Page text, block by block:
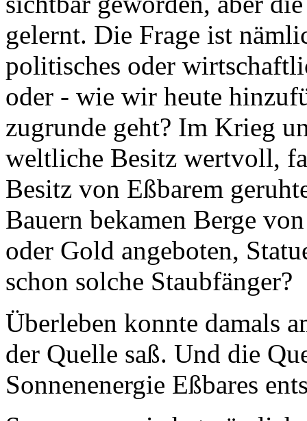
gelernt. Die Frage ist
politisches oder
oder - wie wir heute
zugrunde geht? Im Krieg
weltliche Besitz wertvoll,
Besitz von Eßbarem
Bauern bekamen Berge
oder Gold angeboten,
schon solche Staubfänger?
Überleben konnte damals
der Quelle saß. Und die
Sonnenenergie Eßbares